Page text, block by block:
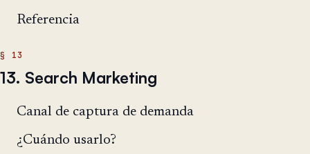
Referencia
13. Search Marketing
Canal de captura de demanda
¿Cuándo usarlo?